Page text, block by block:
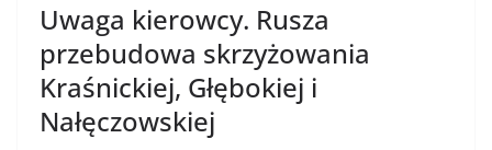
Uwaga kierowcy. Rusza
przebudowa skrzyżowania
Kraśnickiej, Głębokiej i
Nałęczowskiej